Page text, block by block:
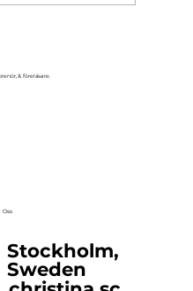
& föreläsare.
Oss
Stockholm,
Sweden